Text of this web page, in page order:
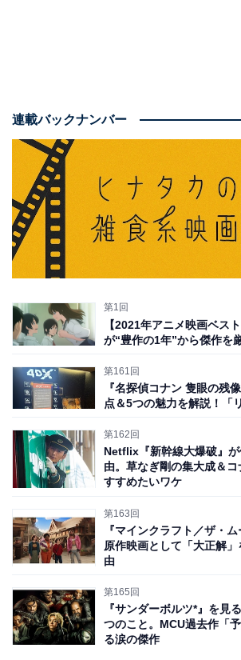
ご存じギンビス社のお菓子のアニメ映
ッチコピーでも「まさかの映画化！」
画化そのものに驚かれる人も多いでし
の背景や特徴も含めて1から作り上げる
ですから。
その内容は「まさかの大冒険！」その
な『わたあめ軍団』から世界と仲間の
ん』を救おうとする」といったストー
な状況からの逆転を目指し、一触即発
開する、良い意味でほのぼのなんてし
いたのです。
連載バックナンバー
第1回
【2021年アニメ映画ベス
が“豊作の1年”から傑作を
第161回
『名探偵コナン 隻眼の残
点＆5つの魅力を解説！「
第162回
Netflix『新幹線大爆破』
由。草なぎ剛の集大成＆
すすめたいワケ
第163回
『マインクラフト／ザ・
原作映画として「大正解
由
第165回
『サンダーボルツ*』を見
つのこと。MCU過去作「
る涙の傑作